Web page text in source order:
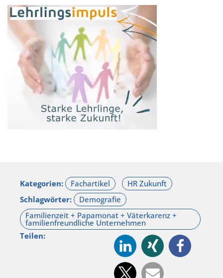
Kategorien:
Schlagwörter:
Teilen: